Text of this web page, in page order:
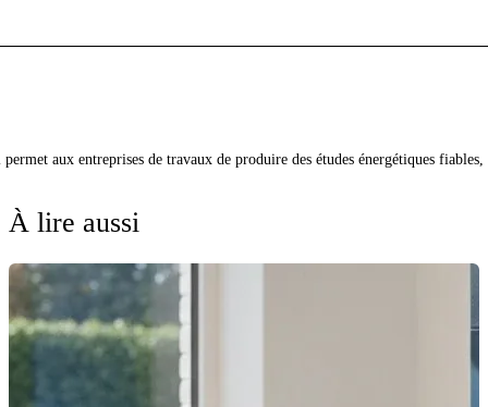
aux entreprises de travaux de produire des études énergétiques
À lire aussi